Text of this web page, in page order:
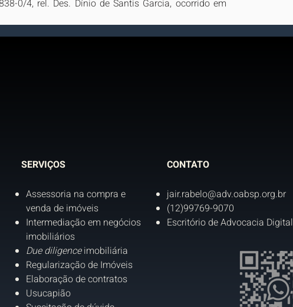
0/4, rel. Des. Dínio de Santis Garcia, ocorrido em
SERVIÇOS
Assessoria na compra e
venda de imóveis
Intermediação em negócios
imobiliários
Due diligenceimobiliária
Regularização de Imóveis
Elaboração de contratos
Usucapião
CONTATO
jair.rabelo@adv.oabsp.org.br
(12)99769-9070
Escritório de Advocacia Digital